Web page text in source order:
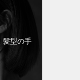
髪型の手